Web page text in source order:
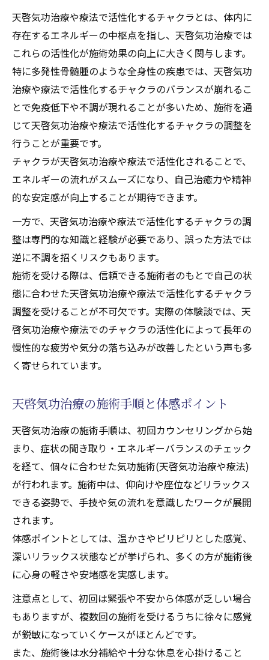
天啓気功治療や療法で活性化するチャクラとは、体内に
存在するエネルギーの中枢点を指し、天啓気功治療では
これらの活性化が施術効果の向上に大きく関与します。
特に多発性骨髄腫のような全身性の疾患では、天啓気功
治療や療法で活性化するチャクラのバランスが崩れるこ
とで免疫低下や不調が現れることが多いため、施術を通
じて天啓気功治療や療法で活性化するチャクラの調整を
行うことが重要です。
チャクラが天啓気功治療や療法で活性化されることで、
エネルギーの流れがスムーズになり、自己治癒力や精神
的な安定感が向上することが期待できます。
一方で、天啓気功治療や療法で活性化するチャクラの調
整は専門的な知識と経験が必要であり、誤った方法では
逆に不調を招くリスクもあります。
施術を受ける際は、信頼できる施術者のもとで自己の状
態に合わせた天啓気功治療や療法で活性化するチャクラ
調整を受けることが不可欠です。実際の体験談では、天
啓気功治療や療法でのチャクラの活性化によって長年の
慢性的な疲労や気分の落ち込みが改善したという声も多
く寄せられています。
天啓気功治療の施術手順と体感ポイント
天啓気功治療の施術手順は、初回カウンセリングから始
まり、症状の聞き取り・エネルギーバランスのチェック
を経て、個々に合わせた気功施術(天啓気功治療や療法)
が行われます。施術中は、仰向けや座位などリラックス
できる姿勢で、手技や気の流れを意識したワークが展開
されます。
体感ポイントとしては、温かさやピリピリとした感覚、
深いリラックス状態などが挙げられ、多くの方が施術後
に心身の軽さや安堵感を実感します。
注意点として、初回は緊張や不安から体感が乏しい場合
もありますが、複数回の施術を受けるうちに徐々に感覚
が鋭敏になっていくケースがほとんどです。
また、施術後は水分補給や十分な休息を心掛けること